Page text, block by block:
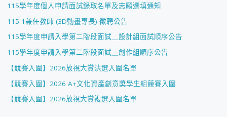
115學年度個人申請面試錄取名單及志願選填通知
115-1兼任教師 (3D動畫專長) 徵聘公告
115學年度申請入學第二階段面試＿設計組面試順序公告
115學年度申請入學第二階段面試＿創作組順序公告
【競賽入圍】2026放視大賞決選入圍名單
【競賽入圍】2026 A+文化資產創意獎學生組競賽入圍
【競賽入圍】2026放視大賞複選入圍名單